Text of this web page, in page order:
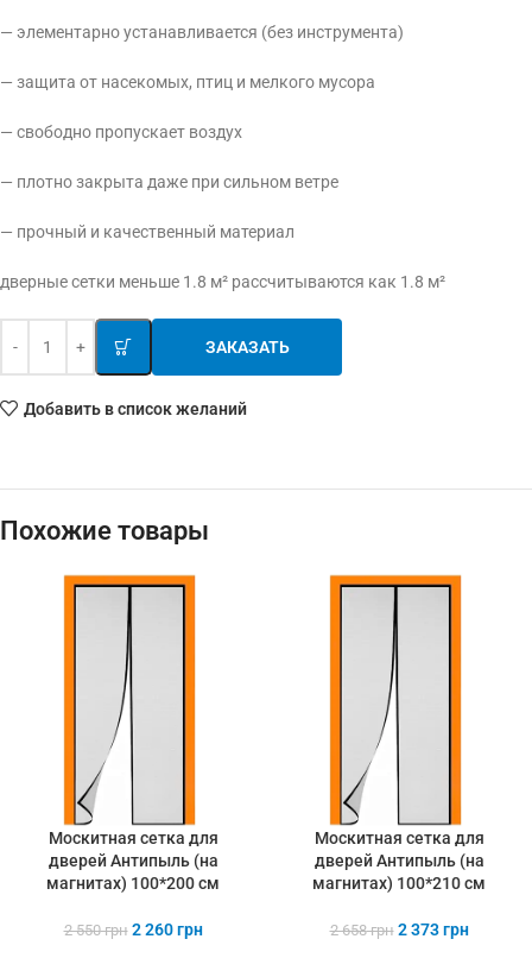
— элементарно устанавливается (без инструмента)
— защита от насекомых, птиц и мелкого мусора
— свободно пропускает воздух
— плотно закрыта даже при сильном ветре
— прочный и качественный материал
дверные сетки меньше 1.8 м² рассчитываются как 1.8 м²
ЗАКАЗАТЬ
Добавить в список желаний
Похожие товары
Москитная сетка для
дверей Антипыль (на
магнитах) 100*200 см
2 550грн 2 260грн
Москитная сетка для
дверей Антипыль (на
магнитах) 100*210 см
2 658грн 2 373грн